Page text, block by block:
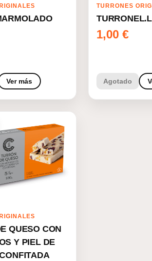
Ver más
TURRONES
1,00 €
Agotado
QUESO CON
Y PIEL DE